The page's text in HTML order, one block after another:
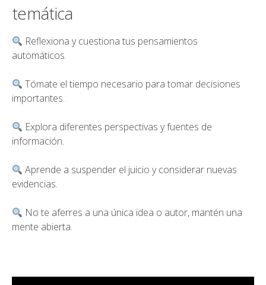
temática
Reflexiona y cuestiona tus pensamientos
automáticos.
Tómate el tiempo necesario para tomar decisiones
importantes.
Explora diferentes perspectivas y fuentes de
información.
Aprende a suspender el juicio y considerar nuevas
evidencias.
No te aferres a una única idea o autor, mantén una
mente abierta.